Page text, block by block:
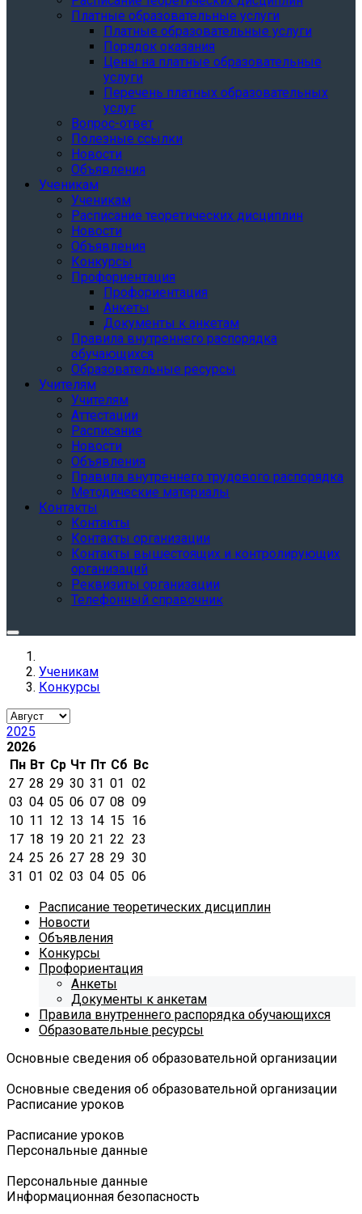
Платные образовательные услуги
Платные образовательные услуги
Порядок оказания
Цены на платные образовательные
услуги
Перечень платных образовательных
услуг
Вопрос-ответ
Полезные ссылки
Новости
Объявления
Ученикам
Ученикам
Расписание теоретических дисциплин
Новости
Объявления
Конкурсы
Профориентация
Профориентация
Анкеты
Документы к анкетам
Правила внутреннего распорядка
обучающихся
Образовательные ресурсы
Учителям
Учителям
Аттестации
Расписание
Новости
Объявления
Правила внутреннего трудового распорядка
Методические материалы
Контакты
Контакты
Контакты организации
Контакты вышестоящих и контролирующих
организаций
Реквизиты организации
Телефонный справочник
Ученикам
Конкурсы
2025
2026
Пн Вт Ср Чт Пт Сб Вс
27 28 29 30 31 01 02
03 04 05 06 07 08 09
10 11 12 13 14 15 16
17 18 19 20 21 22 23
24 25 26 27 28 29 30
31 01 02 03 04 05 06
Расписание теоретических дисциплин
Новости
Объявления
Конкурсы
Профориентация
Анкеты
Документы к анкетам
Правила внутреннего распорядка обучающихся
Образовательные ресурсы
Основные сведения об образовательной организации
Основные сведения об образовательной организации
Расписание уроков
Расписание уроков
Персональные данные
Персональные данные
Информационная безопасность